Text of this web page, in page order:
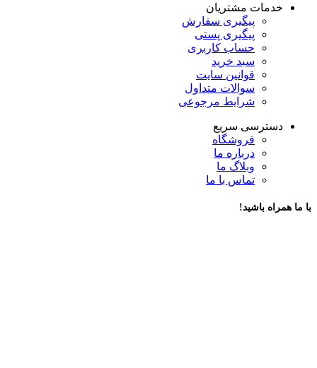
خدمات مشتریان
پیگیری سفارش
پیگیری پستی
حساب کاربری
سبد خرید
قوانین سایت
سوالات متداول
شرایط مرجوعی
دسترسی سریع
فروشگاه
درباره ما
وبلاگ ما
تماس با ما
با ما همراه باشید!